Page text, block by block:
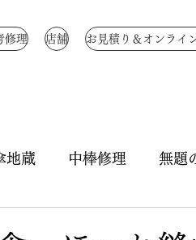
修理 店舗 お見積り＆オンライ
地蔵 中棒修理 無題